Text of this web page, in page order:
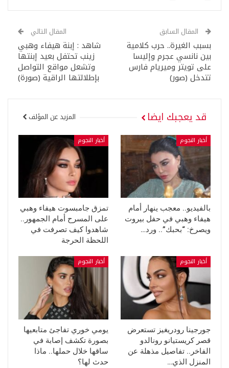
المقال السابق
بسبب الغيرة.. حرب كلامية
بين نانسي عجرم وإليسا
على تويتر وميريام فارس
تتدخل (صور)
المقال التالي
شاهد : إبنة هيفاء وهبي
زينب تحتفل بعيد إبنتها
وتشعل مواقع التواصل
بإطلالتها الراقية (صورة)
قد يعجبك ايضا المزيد عن المؤلف
أخبار النجوم
بالفيديو.. معجب ينهار أمام
هيفاء وهبي في حفل بيروت
ويصرخ: “بحبك”.. ورد…
أخبار النجوم
تمزق جامبسوت هيفاء وهبي
على المسرح أمام الجمهور..
شاهدوا كيف تصرفت في
اللحظة الحرجة
أخبار النجوم
جورجينا رودريغيز تستعرض
قصر كريستيانو رونالدو
الفاخر.. تفاصيل مذهلة عن
المنزل الذي…
أخبار النجوم
يومي خوري تفاجئ متابعيها
بصورة تكشف إصابة في
ساقها خلال حملها.. ماذا
حدث لها؟